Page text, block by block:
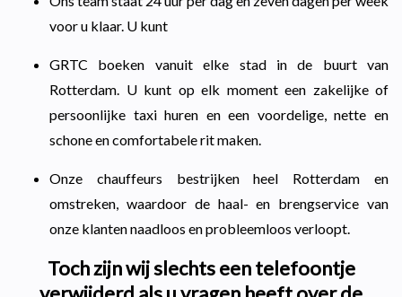
voor u klaar. U kunt
GRTC boeken vanuit elke stad in de buurt van
Rotterdam. U kunt op elk moment een zakelijke of
persoonlijke taxi huren en een voordelige, nette en
schone en comfortabele rit maken.
Onze chauffeurs bestrijken heel Rotterdam en
omstreken, waardoor de haal- en brengservice van
onze klanten naadloos en probleemloos verloopt.
Toch zijn wij slechts een telefoontje